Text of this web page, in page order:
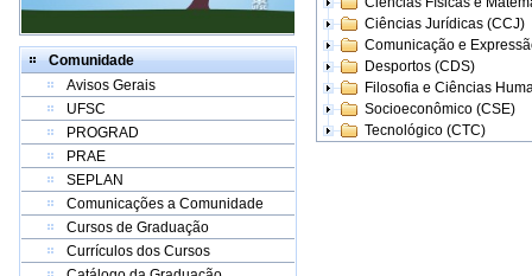
Comunidade
Avisos Gerais
UFSC
PROGRAD
PRAE
SEPLAN
Comunicações a Comunidade
Cursos de Graduação
Currículos dos Cursos
Ciências Jurídicas (CCJ)
Comunicação e
Desportos (CDS)
Filosofia e Ciências
Socioeconômico (CSE)
Tecnológico (CTC)